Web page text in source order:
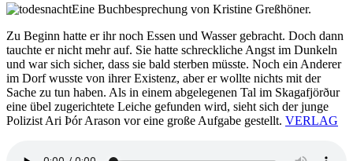
Seelen
Eis
Eine Buchbesprechung von Kristine Greßhöner.
Zu Beginn hatte er ihr noch Essen und Wasser gebracht. Doch dann
tauchte er nicht mehr auf. Sie hatte schreckliche Angst im Dunkeln
und war sich sicher, dass sie bald sterben müsste. Noch ein Anderer
im Dorf wusste von ihrer Existenz, aber er wollte nichts mit der
Sache zu tun haben. Als in einem abgelegenen Tal im Skagafjörður
eine übel zugerichtete Leiche gefunden wird, sieht sich der junge
Polizist Ari Þór Arason vor eine große Aufgabe gestellt. VERLAG